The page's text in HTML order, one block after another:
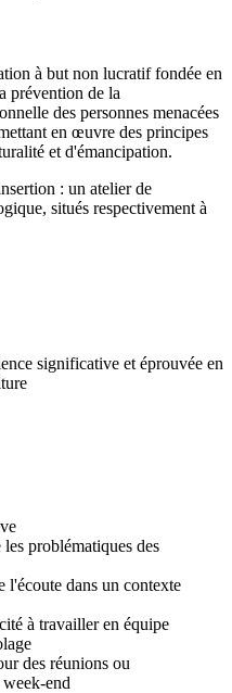
à but non lucratif fondée en
prévention de la
des personnes menacées
en œuvre des principes
et d'émancipation.
: un atelier de
situés respectivement à
significative et éprouvée en
problématiques des
l'écoute dans un contexte
à travailler en équipe
des réunions ou
end